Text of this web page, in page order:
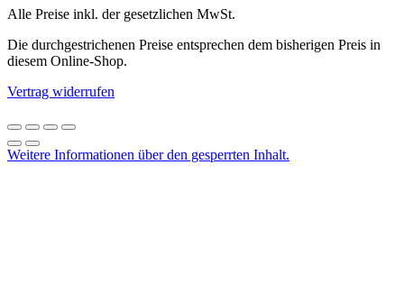
Alle Preise inkl. der gesetzlichen MwSt.
Die durchgestrichenen Preise entsprechen dem bisherigen Preis in
diesem Online-Shop.
Vertrag widerrufen
Weitere Informationen über den gesperrten Inhalt.